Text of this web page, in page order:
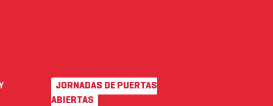
Campus virtual
JORNADAS DE PUERTAS
ABIERTAS